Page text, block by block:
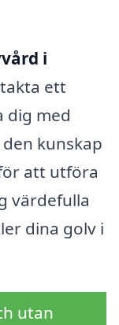
i
ett
dig med
kunskap
att utföra
värdefulla
dina golv i
utan